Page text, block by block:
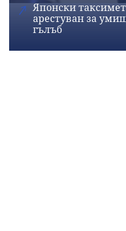
Японски
арестуван за
гълъб